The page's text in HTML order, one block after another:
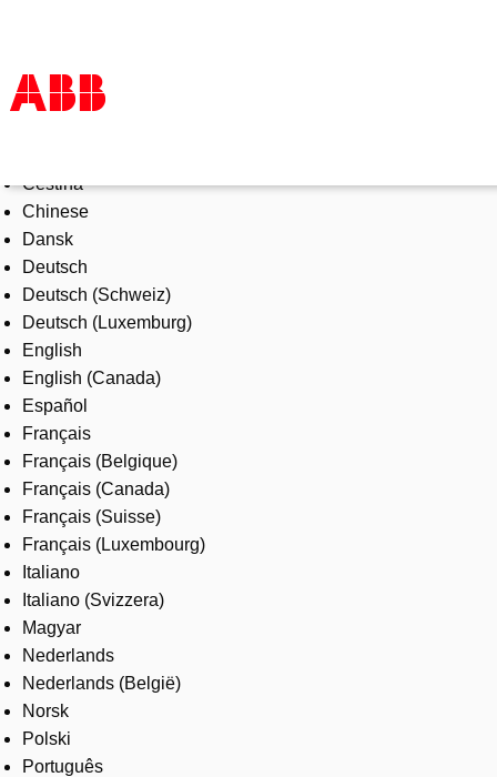
Products & Solutions
Industries
Services
About us
Where to buy
Contact us
Careers
Čeština
Chinese
Dansk
Deutsch
Deutsch (Schweiz)
Deutsch (Luxemburg)
English
English (Canada)
Español
Français
Français (Belgique)
Français (Canada)
Français (Suisse)
Français (Luxembourg)
Italiano
Italiano (Svizzera)
Magyar
Nederlands
Nederlands (België)
Norsk
Polski
Português